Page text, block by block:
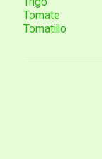
Tomate
Tomatillo